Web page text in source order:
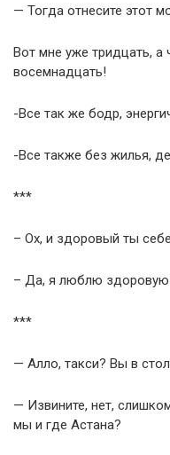
— Тогда отнесите этот
Вот мне уже тридцать, а
восемнадцать!
-Все так же бодр,
-Все также без жилья,
***
– Ох, и здоровый ты
– Да, я люблю
***
— Алло, такси? Вы в
— Извините, нет,
мы и где Астана?